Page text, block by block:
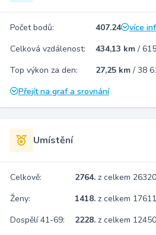
Počet bodů: 407.24
více
Celková vzdálenost:
434,13 km /
Top výkon za den:
27,25 km / 38
Přejít na graf a srovnání
Umístění
Celkově: 2764. z celkem 26320
Ženy:
1418. z celkem 17611
Dospělí 41-69:
2228. z celkem 12450